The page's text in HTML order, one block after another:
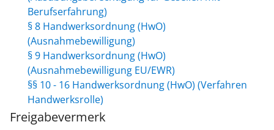
Berufserfahrung)
§ 8 Handwerksordnung (HwO)
(Ausnahmebewilligung)
§ 9 Handwerksordnung (HwO)
(Ausnahmebewilligung EU/EWR)
§§ 10 - 16 Handwerksordnung (HwO) (Verfahren
Handwerksrolle)
Freigabevermerk